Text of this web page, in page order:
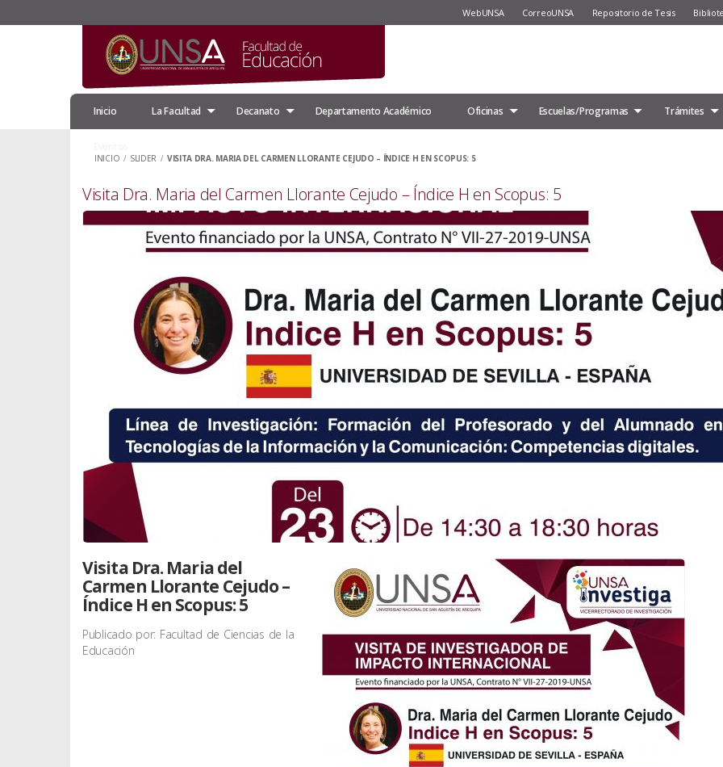
WebUNSA CorreoUNSA Repositorio de Tesis
Inicio La Facultad Decanato Departamento Académico Oficinas Escuelas/Programas Trámites
INICIO / SLIDER / VISITA DRA. MARIA DEL CARMEN LLORANTE CEJUDO – ÍNDICE H EN SCOPUS: 5
Visita Dra. Maria del Carmen Llorante Cejudo – Índice H en Scopus: 5
Visita Dra. Maria del
Carmen Llorante Cejudo –
Índice H en Scopus: 5
Publicado por: Facultad de Ciencias de la
Educación